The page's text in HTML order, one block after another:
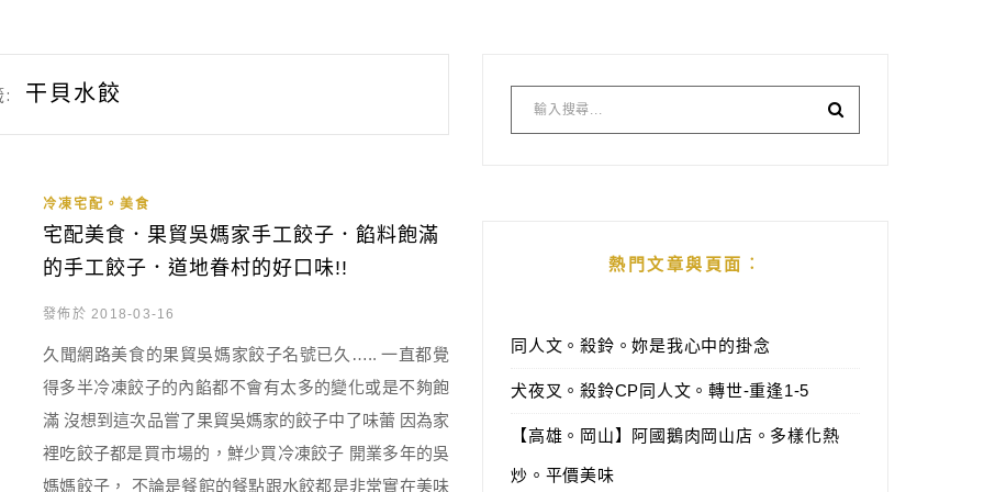
: 干貝水餃
冷凍宅配。美食
宅配美食．果貿吳媽家手工餃子．餡料飽滿
的手工餃子．道地眷村的好口味!!
發佈於 2018-03-16
久聞網路美食的果貿吳媽家餃子名號已久….. 一直都覺
得多半冷凍餃子的內餡都不會有太多的變化或是不夠飽
滿 沒想到這次品嘗了果貿吳媽家的餃子中了味蕾 因為家
裡吃餃子都是買市場的，鮮少買冷凍餃子 開業多年的吳
媽媽餃子， 不論是餐館的餐點跟水餃都是非常實在美味
熱門文章與頁面︰
同人文。殺鈴。妳是我心中的掛念
犬夜叉。殺鈴CP同人文。轉世-重逢1-5
【高雄。岡山】阿國鵝肉岡山店。多樣化熱
炒。平價美味